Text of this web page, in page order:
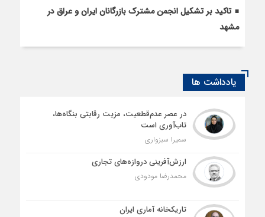
تاکید بر تشکیل انجمن مشترک بازرگانان ایران و عراق در
مشهد
یادداشت ها
در عصر عدم‌قطعیت، مزیت رقابتی بنگاه‌ها،
تاب‌آوری است
سمیرا سبزواری
ارزش‌آفرینی دروازه‌های تجاری
محمدرضا مودودی
تاریکخانه آماری ایران